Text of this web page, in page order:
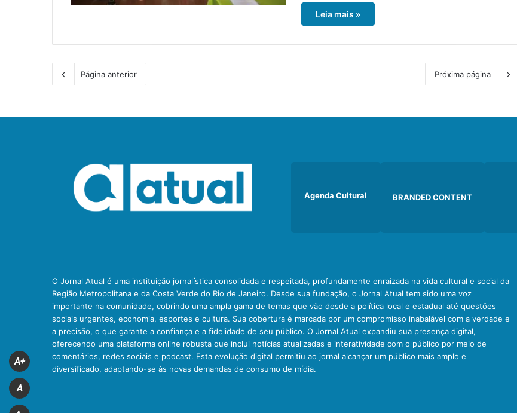
Leia mais »
Página anterior Próxima página
Agenda Cultural BRANDED CONTENT
O Jornal Atual é uma instituição jornalística consolidada e respeitada, profundamente enraizada na vida cultural e social da
Região Metropolitana e da Costa Verde do Rio de Janeiro. Desde sua fundação, o Jornal Atual tem sido uma voz
importante na comunidade, cobrindo uma ampla gama de temas que vão desde a política local e estadual até questões
sociais urgentes, economia, esportes e cultura. Sua cobertura é marcada por um compromisso inabalável com a verdade e
a precisão, o que garante a confiança e a fidelidade de seu público. O Jornal Atual expandiu sua presença digital,
oferecendo uma plataforma online robusta que inclui notícias atualizadas e interatividade com o público por meio de
comentários, redes sociais e podcast. Esta evolução digital permitiu ao jornal alcançar um público mais amplo e
diversificado, adaptando-se às novas demandas de consumo de mídia.
A+
A